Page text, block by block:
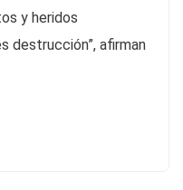
y heridos
destrucción”, afirman